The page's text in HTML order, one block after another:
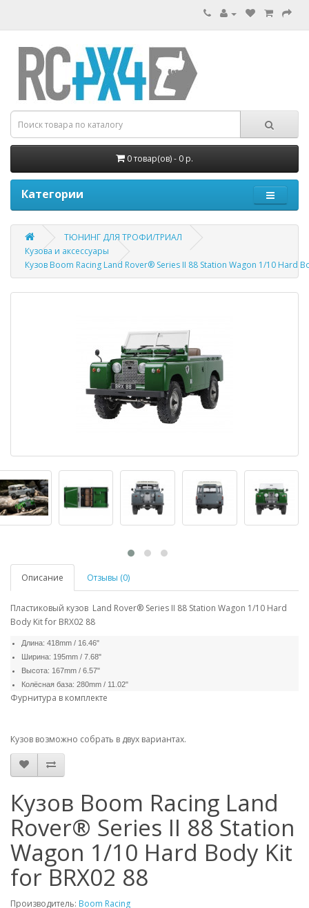
0 товар(ов) - 0 р.
Категории
ТЮНИНГ ДЛЯ ТРОФИ/ТРИАЛ
Кузова и аксессуары
Кузов Boom Racing Land Rover® Series II 88 Station Wagon 1/10 Hard
Описание Отзывы (0)
Пластиковый кузов Land Rover® Series II 88 Station Wagon 1/10 Hard
Body Kit for BRX02 88
Длина: 418mm / 16.46"
Ширина: 195mm / 7.68"
Высота: 167mm / 6.57"
Колёсная база: 280mm / 11.02"
Фурнитура в комплекте
Кузов возможно собрать в двух вариантах.
Кузов Boom Racing Land
Rover® Series II 88 Station
Wagon 1/10 Hard Body Kit
for BRX02 88
Производитель: Boom Racing